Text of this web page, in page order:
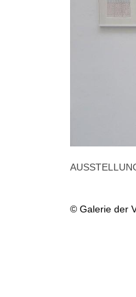
© Galerie der